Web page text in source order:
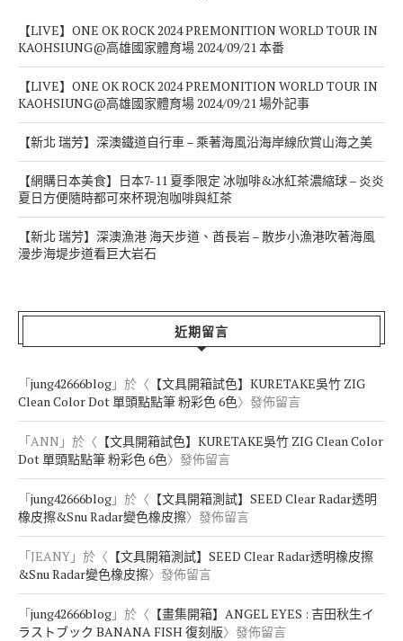
【LIVE】ONE OK ROCK 2024 PREMONITION WORLD TOUR IN
KAOHSIUNG@高雄國家體育場 2024/09/21 本番
【LIVE】ONE OK ROCK 2024 PREMONITION WORLD TOUR IN
KAOHSIUNG@高雄國家體育場 2024/09/21 場外記事
【新北 瑞芳】深澳鐵道自行車 – 乘著海風沿海岸線欣賞山海之美
【網購日本美食】日本7-11 夏季限定 冰咖啡&冰紅茶濃縮球 – 炎炎
夏日方便隨時都可來杯現泡咖啡與紅茶
【新北 瑞芳】深澳漁港 海天步道、酋長岩 – 散步小漁港吹著海風
漫步海堤步道看巨大岩石
近期留言
「jung42666blog 」於〈 【文具開箱試色】KURETAKE吳竹 ZIG
Clean Color Dot 單頭點點筆 粉彩色 6色〉發佈留言
「ANN 」於〈 【文具開箱試色】KURETAKE吳竹 ZIG Clean Color
Dot 單頭點點筆 粉彩色 6色〉發佈留言
「jung42666blog 」於〈 【文具開箱測試】SEED Clear Radar透明
橡皮擦&Snu Radar變色橡皮擦〉發佈留言
「JEANY 」於〈 【文具開箱測試】SEED Clear Radar透明橡皮擦
&Snu Radar變色橡皮擦〉發佈留言
「jung42666blog 」於〈 【畫集開箱】ANGEL EYES : 吉田秋生イ
ラストブック BANANA FISH 復刻版〉發佈留言